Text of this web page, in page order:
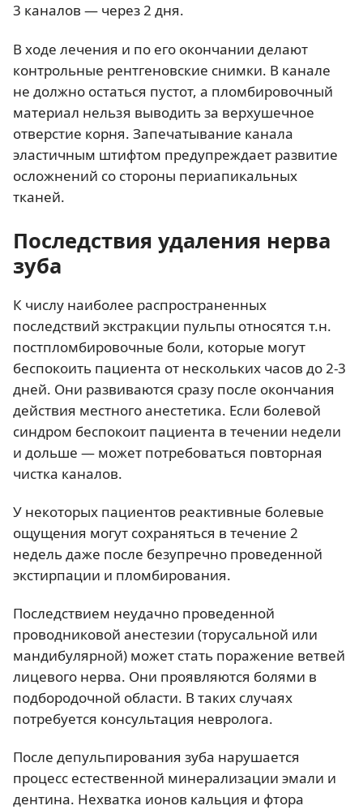
3 каналов — через 2 дня.
В ходе лечения и по его окончании делают
контрольные рентгеновские снимки. В канале
не должно остаться пустот, а пломбировочный
материал нельзя выводить за верхушечное
отверстие корня. Запечатывание канала
эластичным штифтом предупреждает развитие
осложнений со стороны периапикальных
тканей.
Последствия удаления нерва
зуба
К числу наиболее распространенных
последствий экстракции пульпы относятся т.н.
постпломбировочные боли, которые могут
беспокоить пациента от нескольких часов до 2-3
дней. Они развиваются сразу после окончания
действия местного анестетика. Если болевой
синдром беспокоит пациента в течении недели
и дольше — может потребоваться повторная
чистка каналов.
У некоторых пациентов реактивные болевые
ощущения могут сохраняться в течение 2
недель даже после безупречно проведенной
экстирпации и пломбирования.
Последствием неудачно проведенной
проводниковой анестезии (торусальной или
мандибулярной) может стать поражение ветвей
лицевого нерва. Они проявляются болями в
подбородочной области. В таких случаях
потребуется консультация невролога.
После депульпирования зуба нарушается
процесс естественной минерализации эмали и
дентина. Нехватка ионов кальция и фтора